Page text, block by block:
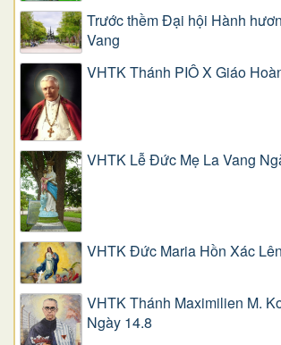
Trước thềm Đại hội Hành
Vang
VHTK Thánh PIÔ X Giáo
VHTK Lễ Đức Mẹ La Vang
VHTK Đức Maria Hồn Xác
VHTK Thánh Maximilien M.
Ngày 14.8